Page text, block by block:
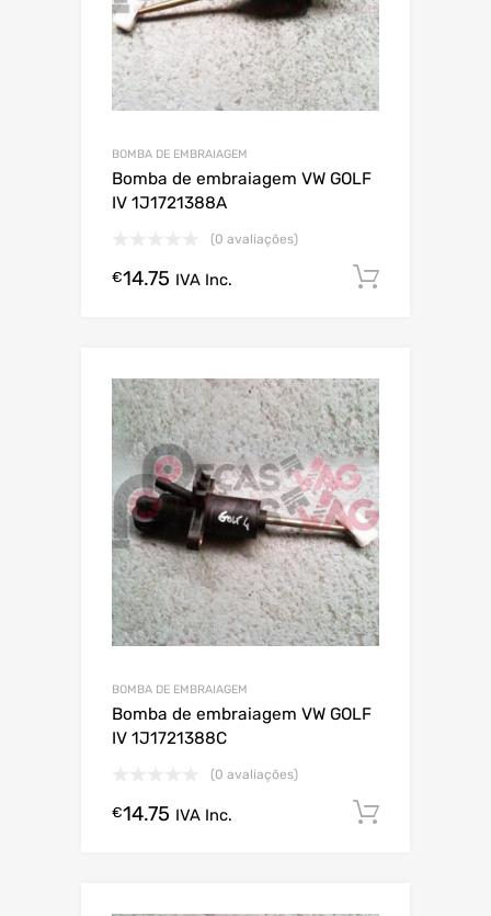
BOMBA DE EMBRAIAGEM
Bomba de embraiagem VW GOLF
IV 1J1721388A
(0 avaliações)
€14.75 IVA Inc.
BOMBA DE EMBRAIAGEM
Bomba de embraiagem VW GOLF
IV 1J1721388C
(0 avaliações)
€14.75 IVA Inc.